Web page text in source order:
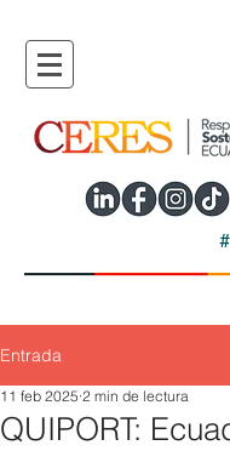
Entrada
QUIPORT:
11 feb 2025 2 min de lectura